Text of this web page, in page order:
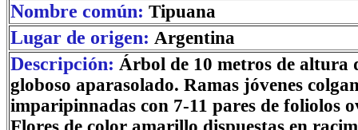
Nombre común: Tipuana
Lugar de origen: Argentina
Descripción: Árbol de 10 metros de altura
globoso aparasolado. Ramas jóvenes
imparipinnadas con 7-11 pares de foliolos